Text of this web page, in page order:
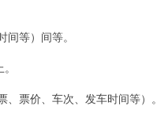
等）间等。
票价、车次、发车时间等）。